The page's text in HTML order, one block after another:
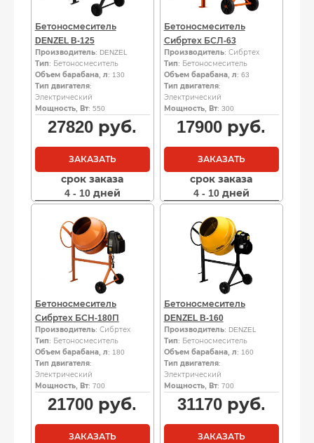
Бетоносмеситель
DENZEL B-125
Производитель: DENZEL
Тип: Бетоносмеситель
Объем барабана, л: 130
Тип двигателя:
Электрический
Мощность, Вт: 550
27820 руб.
ЗАКАЗАТЬ
срок заказа
4 - 10 дней
Бетоносмеситель
Сибртех БСЛ-63
Производитель: Сибртех
Тип: Бетоносмеситель
Объем барабана, л: 63
Тип двигателя:
Электрический
Мощность, Вт: 300
17900 руб.
ЗАКАЗАТЬ
срок заказа
4 - 10 дней
Бетоносмеситель
Сибртех БСН-180П
Производитель: Сибртех
Тип: Бетоносмеситель
Объем барабана, л: 180
Тип двигателя:
Электрический
Мощность, Вт: 700
21700 руб.
ЗАКАЗАТЬ
Бетоносмеситель
DENZEL B-160
Производитель: DENZEL
Тип: Бетоносмеситель
Объем барабана, л: 160
Тип двигателя:
Электрический
Мощность, Вт: 700
31170руб.
ЗАКАЗАТЬ